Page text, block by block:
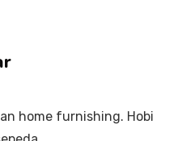
home furnishing. Hobi